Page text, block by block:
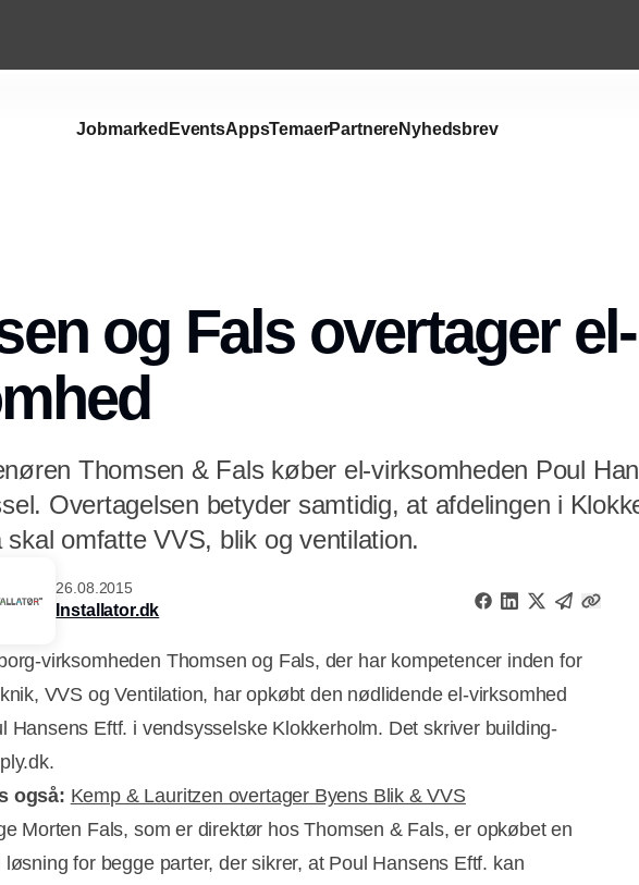
Jobmarked EventsAppsTemaerPartnereNyhedsbrev
og Fals overtager el-
Thomsen & Fals køber el-virksomheden Poul
Overtagelsen betyder samtidig, at afdelingen i
omfatte VVS, blik og ventilation.
26.08.2015
Installator.dk
virksomheden Thomsen og Fals, der har kompetencer inden for
VVS og Ventilation, har opkøbt den nødlidende el-virksomhed
Hansens Eftf. i vendsysselske Klokkerholm. Det skriver building-
også: Kemp & Lauritzen overtager Byens Blik & VVS
Morten Fals, som er direktør hos Thomsen & Fals, er opkøbet en
løsning for begge parter, der sikrer, at Poul Hansens Eftf. kan